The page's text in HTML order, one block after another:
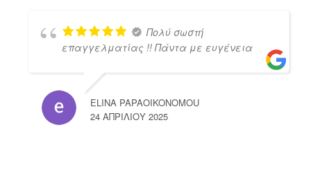
Πολύ σωστή
επαγγελματίας !! Πάντα με ευγένεια
ELINA PAPAOIKONOMOU
24 ΑΠΡΙΛΊΟΥ 2025